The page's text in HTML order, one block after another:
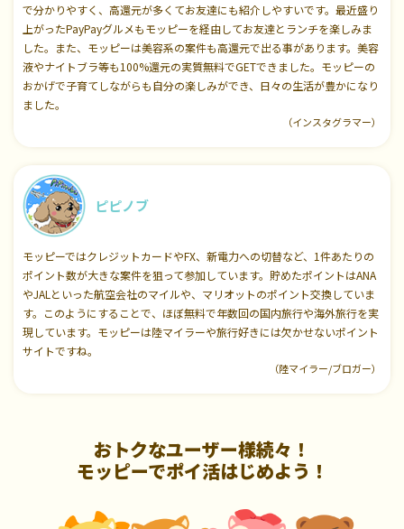
で分かりやすく、高還元が多くてお友達にも紹介しやすいです。最近盛り
上がったPayPayグルメもモッピーを経由してお友達とランチを楽しみま
した。また、モッピーは美容系の案件も高還元で出る事があります。美容
液やナイトブラ等も100%還元の実質無料でGETできました。モッピーの
おかげで子育てしながらも自分の楽しみができ、日々の生活が豊かになり
ました。
（インスタグラマー）
ピピノブ
モッピーではクレジットカードやFX、新電力への切替など、1件あたりの
ポイント数が大きな案件を狙って参加しています。貯めたポイントはANA
やJALといった航空会社のマイルや、マリオットのポイント交換していま
す。このようにすることで、ほぼ無料で年数回の国内旅行や海外旅行を実
現しています。モッピーは陸マイラーや旅行好きには欠かせないポイント
サイトですね。
（陸マイラー/ブロガー）
おトクなユーザー様続々！
モッピーでポイ活はじめよう！